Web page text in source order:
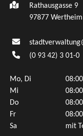
Rathausgasse 9
97877 Wertheim
(0 93 42) 3 01-0
Mo, Di
Mi
Do
Fr
Sa
mit